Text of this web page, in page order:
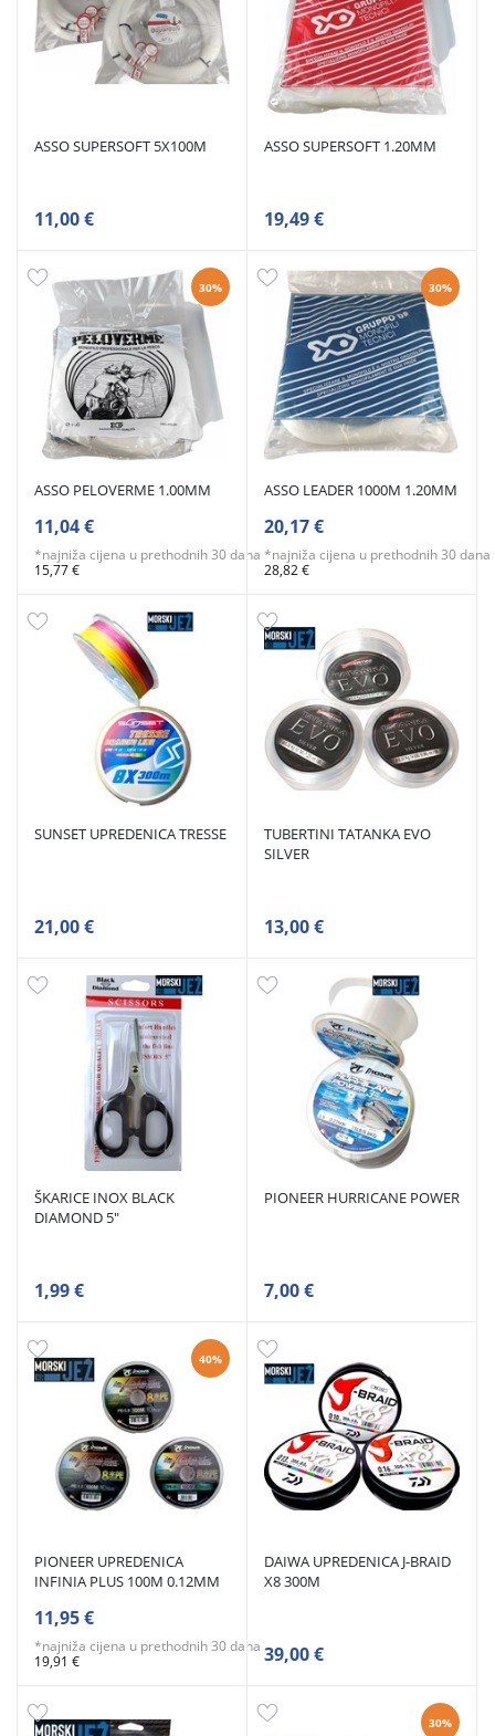
ASSO SUPERSOFT 5X100M
11,00 €
ASSO SUPERSOFT 1.20MM
19,49 €
30%
ASSO PELOVERME 1.00MM
11,04 €
*najniža cijena u prethodnih 30 dana
15,77 €
30%
ASSO LEADER 1000M 1.20MM
20,17 €
*najniža cijena u prethodnih 30 dana
28,82 €
SUNSET UPREDENICA TRESSE
21,00 €
TUBERTINI TATANKA EVO
SILVER
13,00 €
ŠKARICE INOX BLACK
DIAMOND 5"
1,99 €
PIONEER HURRICANE POWER
7,00 €
40%
PIONEER UPREDENICA
INFINIA PLUS 100M 0.12MM
11,95 €
*najniža cijena u prethodnih 30 dana
19,91 €
DAIWA UPREDENICA J-BRAID
X8 300M
39,00 €
30%